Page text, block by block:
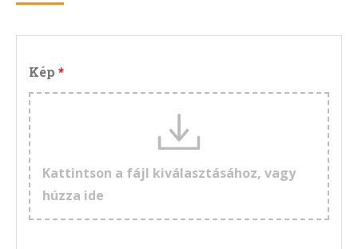
Kép
Kattintson a fájl kiválasztásához, vagy
húzza ide